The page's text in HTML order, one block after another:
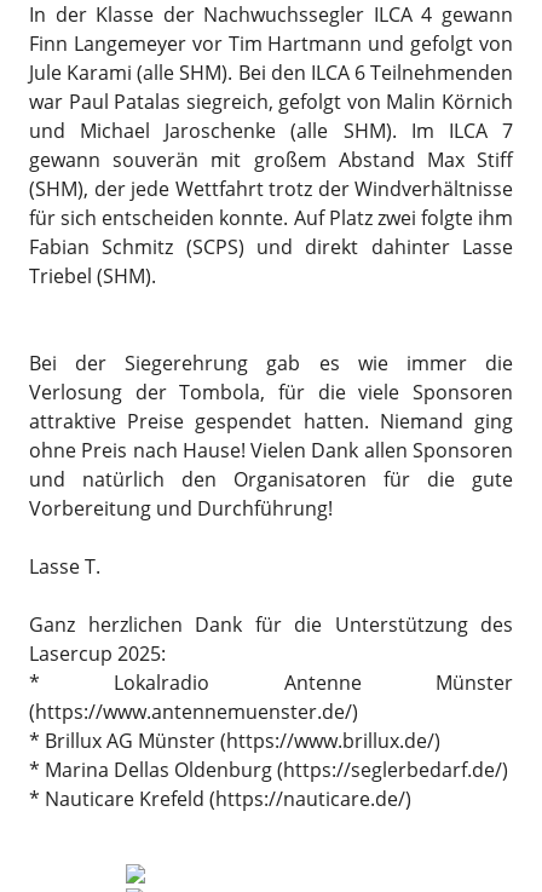
In der Klasse der Nachwuchssegler ILCA 4 gewann
Finn Langemeyer vor Tim Hartmann und gefolgt von
Jule Karami (alle SHM). Bei den ILCA 6 Teilnehmenden
war Paul Patalas siegreich, gefolgt von Malin Körnich
und Michael Jaroschenke (alle SHM). Im ILCA 7
gewann souverän mit großem Abstand Max Stiff
(SHM), der jede Wettfahrt trotz der Windverhältnisse
für sich entscheiden konnte. Auf Platz zwei folgte ihm
Fabian Schmitz (SCPS) und direkt dahinter Lasse
Triebel (SHM).
Bei der Siegerehrung gab es wie immer die
Verlosung der Tombola, für die viele Sponsoren
attraktive Preise gespendet hatten. Niemand ging
ohne Preis nach Hause! Vielen Dank allen Sponsoren
und natürlich den Organisatoren für die gute
Vorbereitung und Durchführung!
Lasse T.
Ganz herzlichen Dank für die Unterstützung des
Lasercup 2025:
* Lokalradio Antenne Münster
(https://www.antennemuenster.de/)
* Brillux AG Münster (https://www.brillux.de/)
* Marina Dellas Oldenburg (https://seglerbedarf.de/)
* Nauticare Krefeld (https://nauticare.de/)